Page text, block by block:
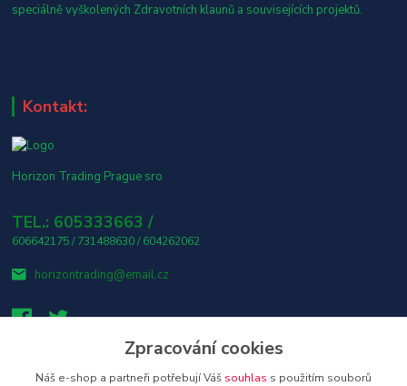
speciálně vyškolených Zdravotních klaunů a souvisejících projektů.
Kontakt:
Horizon Trading Prague sro
TEL.: 605333663 /
606642175 / 731488630 / 604262062
horizontrading@email.cz
Zpracování cookies
Náš e-shop a partneři potřebují Váš souhlas s použitím souborů